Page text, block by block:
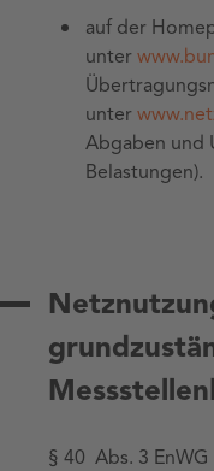
auf der
unter
unter
Abgaben und
Belastungen).
§ 40 Abs. 3 EnWG